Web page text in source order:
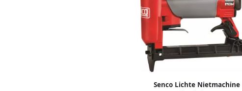
Senco Lichte Nietmachine